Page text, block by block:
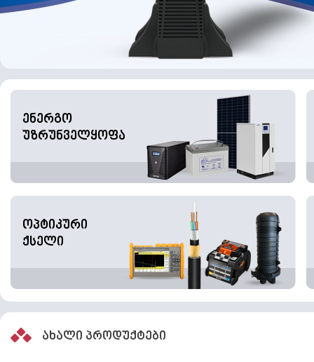
ენერგო
უზრუნველყოფა
ოპტიკური
ქსელი
ახალი პროდუქტები